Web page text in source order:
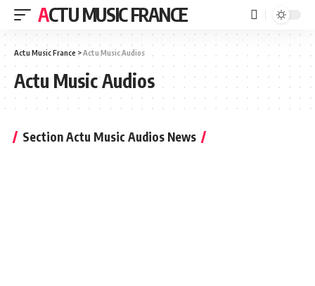
ACTU MUSIC FRANCE
Actu Music France >Actu Music Audios
Actu Music Audios
Section Actu Music Audios News